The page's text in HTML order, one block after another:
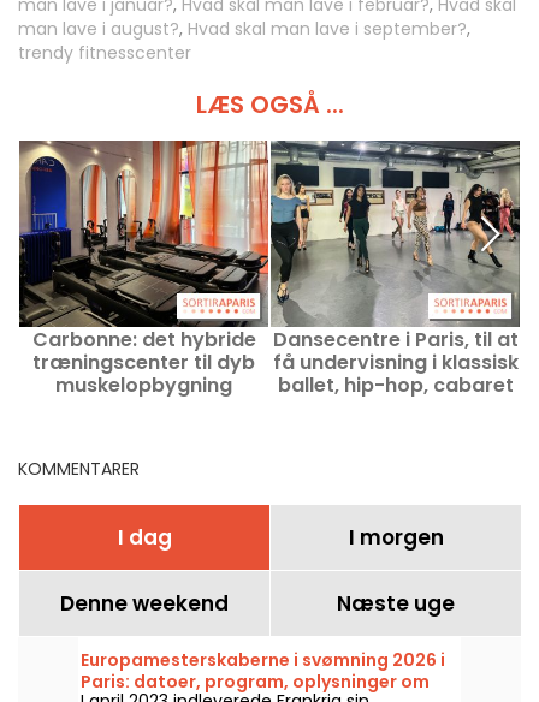
man lave i august?, Hvad skal man lave i september?,
trendy fitnesscenter
LÆS OGSÅ ...
Carbonne: det hybride
træningscenter til dyb
muskelopbygning
Dansecentre i Paris, til at
få undervisning i klassisk
ballet, hip-hop, cabaret
KOMMENTARER
I dag I morgen
Denne weekend Næste uge
Europamesterskaberne i svømning 2026 i
Paris: datoer, program, oplysninger om